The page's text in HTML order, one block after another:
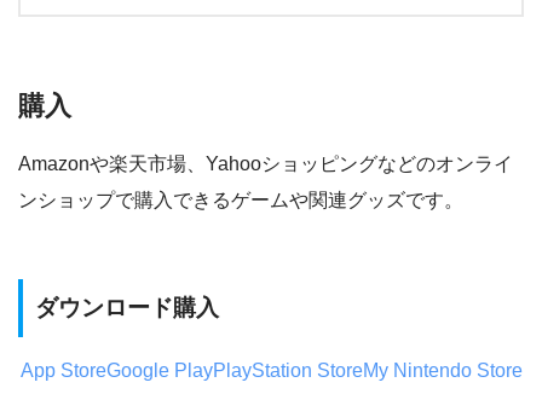
購入
Amazonや楽天市場、Yahooショッピングなどのオンライ
ンショップで購入できるゲームや関連グッズです。
ダウンロード購入
App StoreGoogle PlayPlayStation StoreMy Nintendo Store